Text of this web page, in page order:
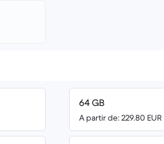
64 GB
A partir de: 229.80 EUR